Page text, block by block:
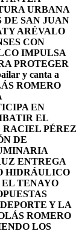
URBANA
SAN JUAN
ARÉVALO
CON
IMPULSA
PROTEGER
y canta a
ROMERO
EN
EL
RACIEL PÉREZ
DE
ENTREGA
HIDRÁULICO
TENAYO
Y LA
ROMERO
LOS